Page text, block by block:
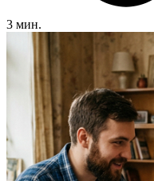
3 мин.